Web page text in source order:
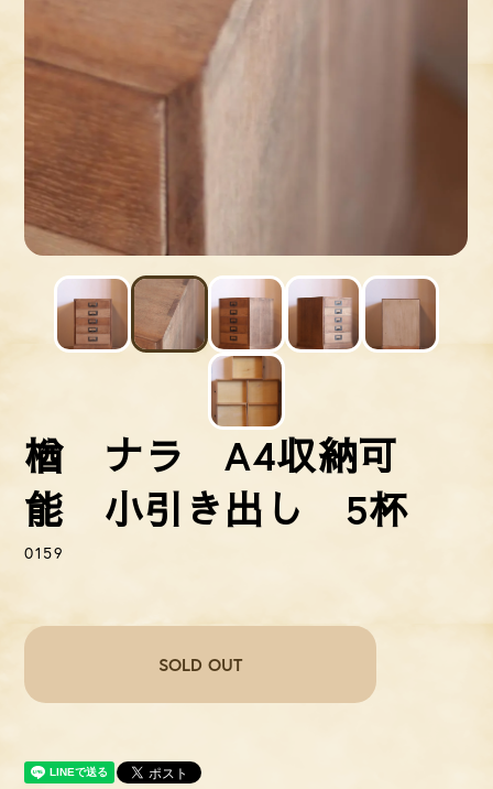
楢 ナラ A4収納可
能 小引き出し 5杯
0159
SOLD OUT